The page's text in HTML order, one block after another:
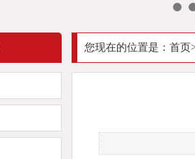
您现在的位置是： 首页